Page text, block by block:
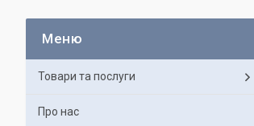
Товари та послуги
Про нас